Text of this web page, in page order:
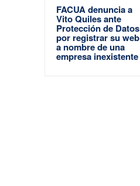
FACUA denuncia a
Vito Quiles ante
Protección de Datos
por registrar su web
a nombre de una
empresa inexistente